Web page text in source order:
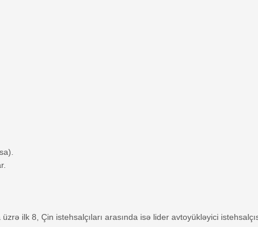
ilk 8, Çin istehsalçıları arasında isə lider avtoyükləyici